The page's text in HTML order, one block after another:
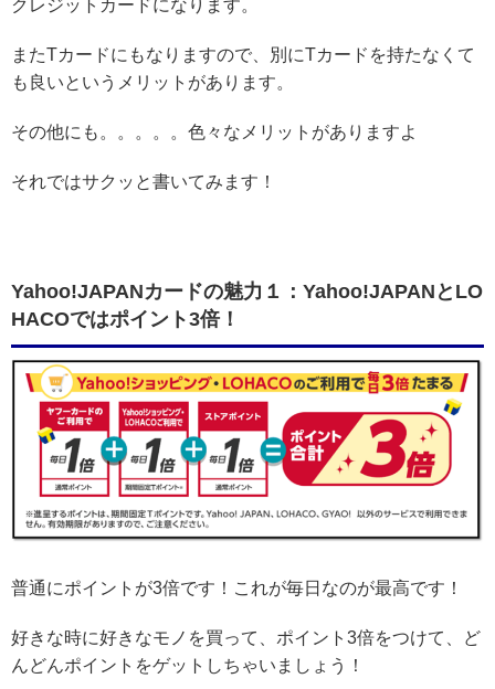
クレジットカードになります。
またTカードにもなりますので、別にTカードを持たなくて
も良いというメリットがあります。
その他にも。。。。。色々なメリットがありますよ
それではサクッと書いてみます！
Yahoo!JAPANカードの魅力１：Yahoo!JAPANとLO
HACOではポイント3倍！
普通にポイントが3倍です！これが毎日なのが最高です！
好きな時に好きなモノを買って、ポイント3倍をつけて、ど
んどんポイントをゲットしちゃいましょう！